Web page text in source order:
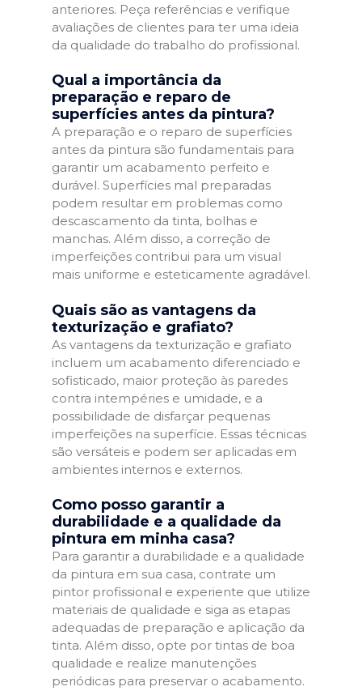
anteriores. Peça referências e verifique
avaliações de clientes para ter uma ideia
da qualidade do trabalho do profissional.
Qual a importância da
preparação e reparo de
superfícies antes da pintura?
A preparação e o reparo de superfícies
antes da pintura são fundamentais para
garantir um acabamento perfeito e
durável. Superfícies mal preparadas
podem resultar em problemas como
descascamento da tinta, bolhas e
manchas. Além disso, a correção de
imperfeições contribui para um visual
mais uniforme e esteticamente agradável.
Quais são as vantagens da
texturização e grafiato?
As vantagens da texturização e grafiato
incluem um acabamento diferenciado e
sofisticado, maior proteção às paredes
contra intempéries e umidade, e a
possibilidade de disfarçar pequenas
imperfeições na superfície. Essas técnicas
são versáteis e podem ser aplicadas em
ambientes internos e externos.
Como posso garantir a
durabilidade e a qualidade da
pintura em minha casa?
Para garantir a durabilidade e a qualidade
da pintura em sua casa, contrate um
pintor profissional e experiente que utilize
materiais de qualidade e siga as etapas
adequadas de preparação e aplicação da
tinta. Além disso, opte por tintas de boa
qualidade e realize manutenções
periódicas para preservar o acabamento.